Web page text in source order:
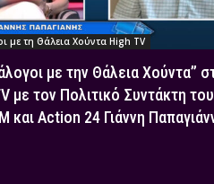
με τη Θάλεια Χούντα High TV
με την Θάλεια Χούντα”
με τον Πολιτικό Συντάκτη του
και Action 24 Γιάννη